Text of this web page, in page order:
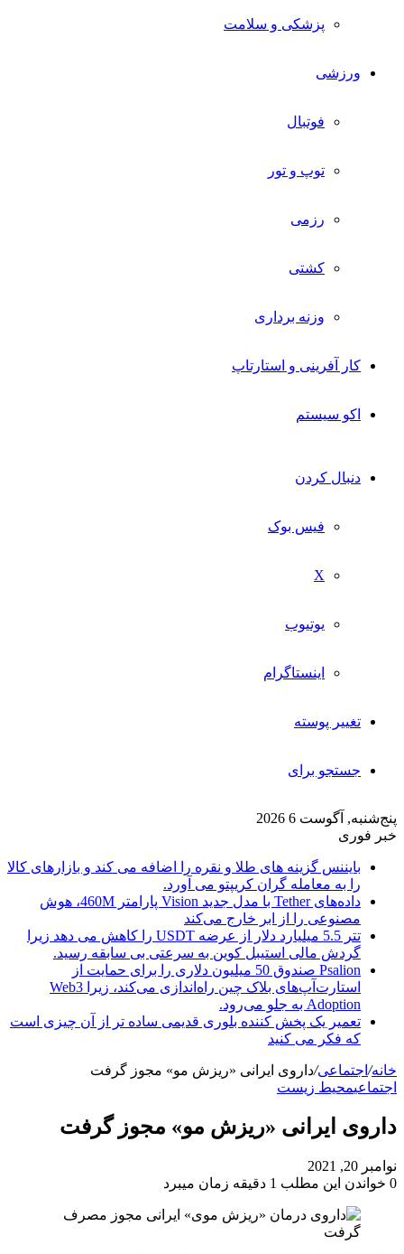
پزشکی و سلامت
ورزشی
فوتبال
توپ و تور
رزمی
کشتی
وزنه برداری
کار آفرینی و استارتاپ
اکو سیستم
دنبال کردن
فیس بوک
X
یوتیوب
اینستاگرام
تغییر پوسته
جستجو برای
پنج‌شنبه, آگوست 6 2026
خبر فوری
بایننس گزینه های طلا و نقره را اضافه می کند و بازارهای کالا
را به معامله گران کریپتو می آورد.
داده‌های Tether با مدل جدید Vision پارامتر 460M، هوش
مصنوعی را از ابر خارج می‌کند
تتر 5.5 میلیارد دلار از عرضه USDT را کاهش می دهد زیرا
گردش مالی استیبل کوین به سرعتی بی سابقه رسید.
Psalion صندوق 50 میلیون دلاری را برای حمایت از
استارت‌آپ‌های بلاک چین راه‌اندازی می‌کند، زیرا Web3
Adoption به جلو می‌رود.
تعمیر یک پخش کننده بلوری قدیمی ساده تر از آن چیزی است
که فکر می کنید
خانه/ اجتماعی/داروی ایرانی «ریزش مو» مجوز گرفت
اجتماعیمحیط زیست
داروی ایرانی «ریزش مو» مجوز گرفت
نوامبر 20, 2021
0 خواندن این مطلب 1 دقیقه زمان میبرد